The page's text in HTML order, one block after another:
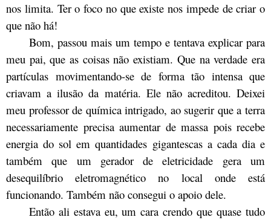
nos limita. Ter o foco no que existe nos impede de criar o
que não há!
Bom, passou mais um tempo e tentava explicar para
meu pai, que as coisas não existiam. Que na verdade era
partículas movimentando-se de forma tão intensa que
criavam a ilusão da matéria. Ele não acreditou. Deixei
meu professor de química intrigado, ao sugerir que a terra
necessariamente precisa aumentar de massa pois recebe
energia do sol em quantidades gigantescas a cada dia e
também que um gerador de eletricidade gera um
desequilíbrio eletromagnético no local onde está
funcionando. Também não consegui o apoio dele.
Então ali estava eu, um cara crendo que quase tudo